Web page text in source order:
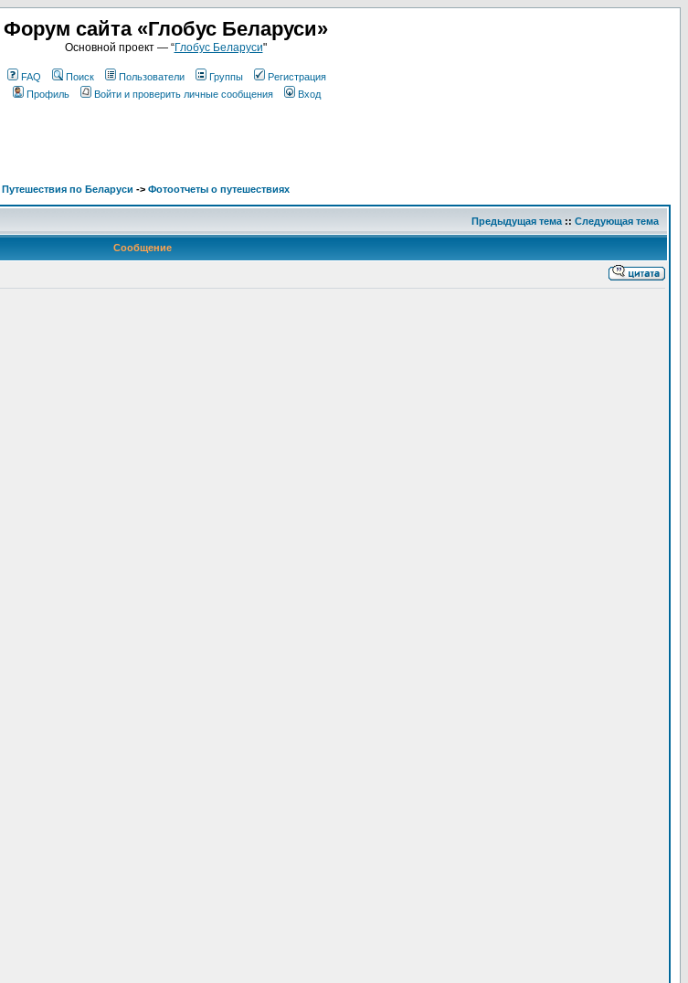
Форум сайта «Глобус Беларуси»
Основной проект — “Глобус Беларуси"
FAQ Поиск Пользователи Группы
Регистрация
Профиль
Войти и проверить личные сообщения Вход
Путешествия по Беларуси -> Фотоотчеты о путешествиях
Предыдущая тема :: Следующая тема
Сообщение